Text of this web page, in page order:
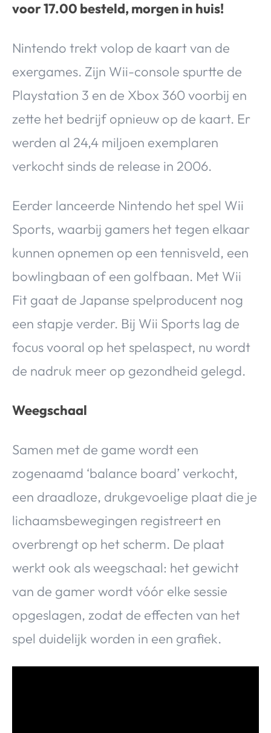
voor 17.00 besteld, morgen in huis!
Nintendo trekt volop de kaart van de
exergames. Zijn Wii-console spurtte de
Playstation 3 en de Xbox 360 voorbij en
zette het bedrijf opnieuw op de kaart. Er
werden al 24,4 miljoen exemplaren
verkocht sinds de release in 2006.
Eerder lanceerde Nintendo het spel Wii
Sports, waarbij gamers het tegen elkaar
kunnen opnemen op een tennisveld, een
bowlingbaan of een golfbaan. Met Wii
Fit gaat de Japanse spelproducent nog
een stapje verder. Bij Wii Sports lag de
focus vooral op het spelaspect, nu wordt
de nadruk meer op gezondheid gelegd.
Weegschaal
Samen met de game wordt een
zogenaamd ‘balance board’ verkocht,
een draadloze, drukgevoelige plaat die je
lichaamsbewegingen registreert en
overbrengt op het scherm. De plaat
werkt ook als weegschaal: het gewicht
van de gamer wordt vóór elke sessie
opgeslagen, zodat de effecten van het
spel duidelijk worden in een grafiek.